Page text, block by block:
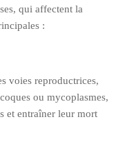
qui affectent la
:
voies reproductrices,
ou mycoplasmes,
et entraîner leur mort